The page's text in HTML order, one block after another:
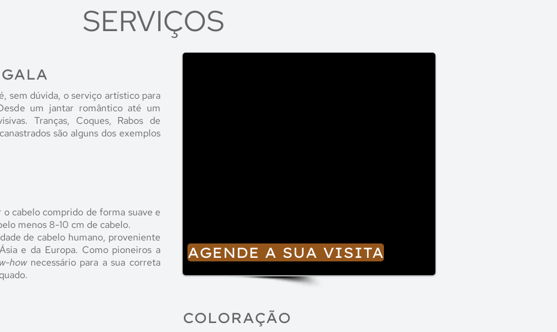
SERVIÇOS
sem dúvida, o serviço artístico para
um jantar romântico até um
Tranças, Coques, Rabos de
são alguns dos exemplos
cabelo comprido de forma suave e
menos 8-10 cm de cabelo.
de cabelo humano, proveniente
e da Europa. Como pioneiros a
hownecessário para a sua correta
AGENDE A SUA VISITA
COLORAÇÃO